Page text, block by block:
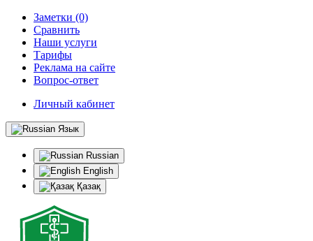
Заметки (0)
Сравнить
Наши услуги
Тарифы
Реклама на сайте
Вопрос-ответ
Личный кабинет
Язык
Russian
English
Қазақ